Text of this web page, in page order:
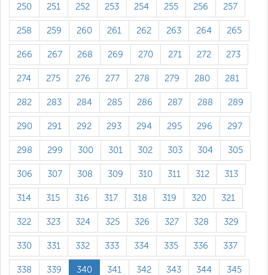
250 251 252 253 254 255 256 257
258 259 260 261 262 263 264 265
266 267 268 269 270 271 272 273
274 275 276 277 278 279 280 281
282 283 284 285 286 287 288 289
290 291 292 293 294 295 296 297
298 299 300 301 302 303 304 305
306 307 308 309 310 311 312 313
314 315 316 317 318 319 320 321
322 323 324 325 326 327 328 329
330 331 332 333 334 335 336 337
338 339 340 341 342 343 344 345